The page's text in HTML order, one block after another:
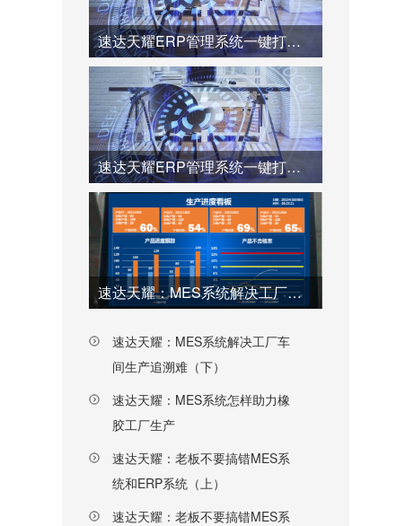
速达天耀ERP管理系统一键打通采购、库存与财务流程（上）
速达天耀ERP管理系统一键打通采购、库存与财务流程（下）
速达天耀：MES系统解决工厂车间生产追溯难（上）
速达天耀：MES系统解决工厂车
间生产追溯难（下）
速达天耀：MES系统怎样助力橡
胶工厂生产
速达天耀：老板不要搞错MES系
统和ERP系统（上）
速达天耀：老板不要搞错MES系